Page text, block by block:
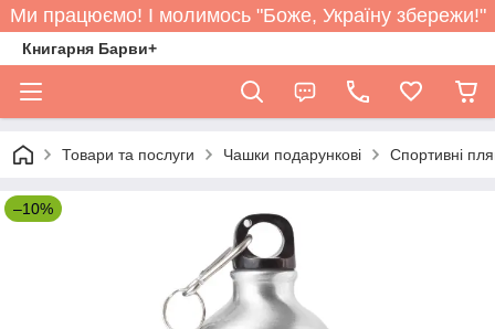
Ми працюємо! І молимось "Боже, Україну збережи!"
Книгарня Барви+
Товари та послуги Чашки подарункові Спортивні
–10%